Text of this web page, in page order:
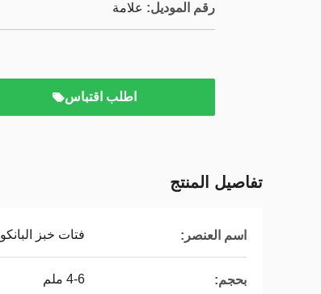
رقم الموديل: علامة
اطلب اقتباس
تفاصيل المنتج
اسم العنصر: فتات خبز البانكو
بحجم: 4-6 ملم